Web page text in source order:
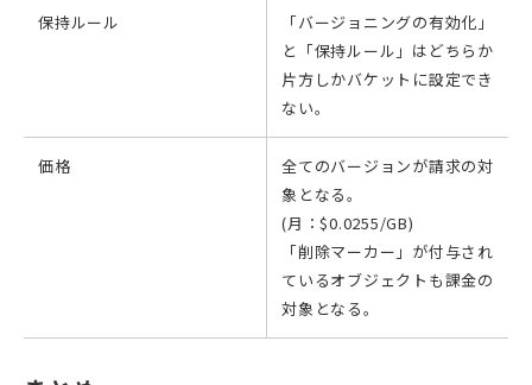
保持ルール
「バージョニングの有効化」
と「保持ルール」はどちらか
片方しかバケットに設定でき
ない。
価格
全てのバージョンが請求の対
象となる。
(月：$0.0255/GB)
「削除マーカー」が付与され
ているオブジェクトも課金の
対象となる。